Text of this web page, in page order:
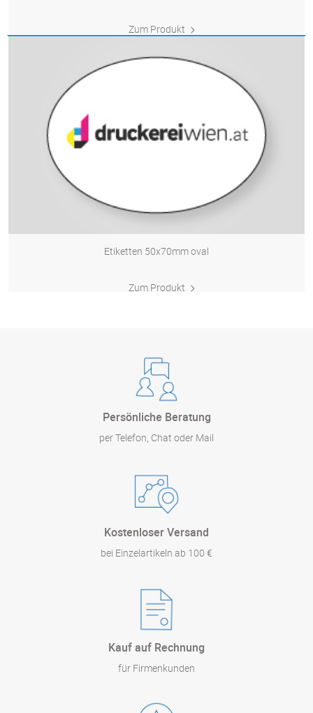
Zum Produkt
Etiketten 50x70mm oval
Zum Produkt
Persönliche Beratung
per Telefon, Chat oder Mail
Kostenloser Versand
bei Einzelartikeln ab 100 €
Kauf auf Rechnung
für Firmenkunden